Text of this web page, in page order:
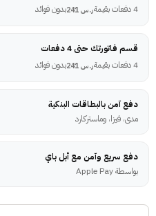
4 دفعات بقيمة
ر.س بدون فوائد
قسم فاتورتك حتى 4 دفعات
4 دفعات بقيمة
ر.س بدون فوائد
دفع آمن بالبطاقات البنكية
مدى، فيزا، وماستركارد
دفع سريع وآمن مع أبل باي
بواسطة Apple Pay